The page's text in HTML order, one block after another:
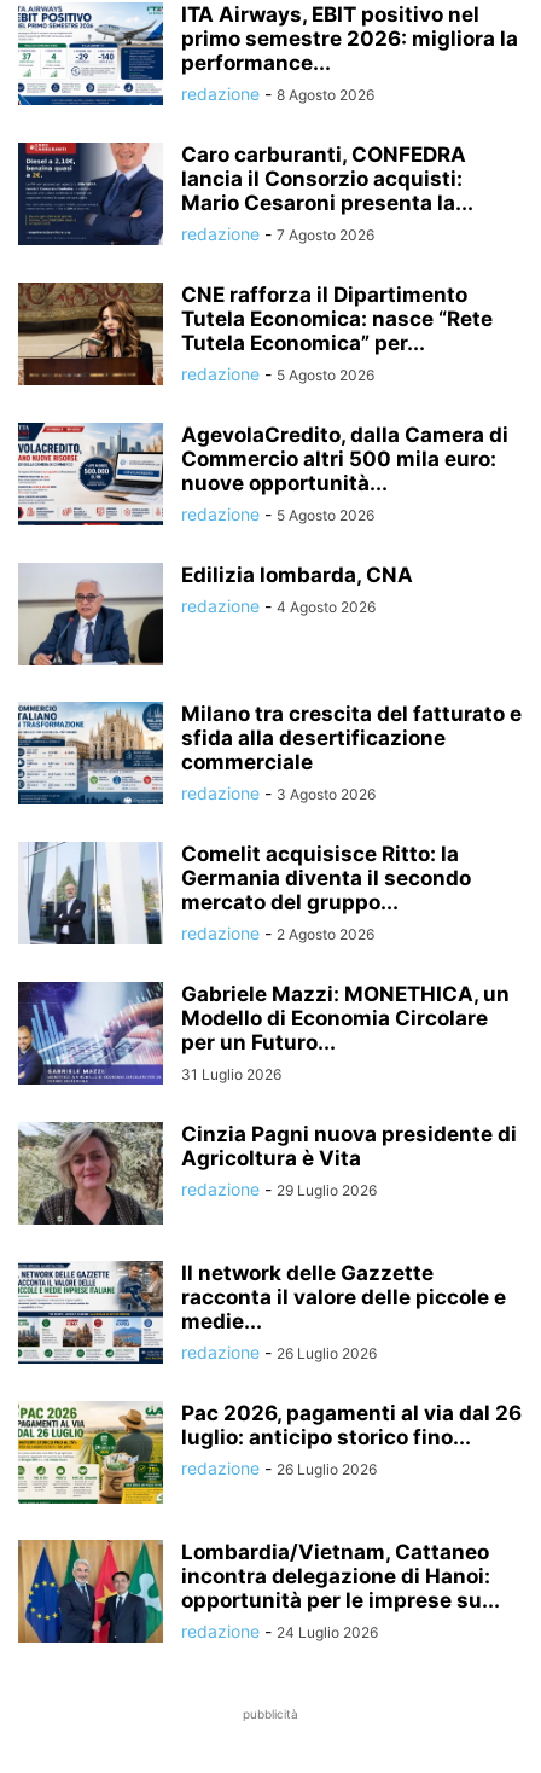
ITA Airways, EBIT positivo nel
primo semestre 2026: migliora la
performance...
redazione - 8 Agosto 2026
Caro carburanti, CONFEDRA
lancia il Consorzio acquisti:
Mario Cesaroni presenta la...
redazione - 7 Agosto 2026
CNE rafforza il Dipartimento
Tutela Economica: nasce “Rete
Tutela Economica” per...
redazione - 5 Agosto 2026
AgevolaCredito, dalla Camera di
Commercio altri 500 mila euro:
nuove opportunità...
redazione - 5 Agosto 2026
Edilizia lombarda, CNA
redazione - 4 Agosto 2026
Milano tra crescita del fatturato e
sfida alla desertificazione
commerciale
redazione - 3 Agosto 2026
Comelit acquisisce Ritto: la
Germania diventa il secondo
mercato del gruppo...
redazione - 2 Agosto 2026
Gabriele Mazzi: MONETHICA, un
Modello di Economia Circolare
per un Futuro...
31 Luglio 2026
Cinzia Pagni nuova presidente di
Agricoltura è Vita
redazione - 29 Luglio 2026
Il network delle Gazzette
racconta il valore delle piccole e
medie...
redazione - 26 Luglio 2026
Pac 2026, pagamenti al via dal 26
luglio: anticipo storico fino...
redazione - 26 Luglio 2026
Lombardia/Vietnam, Cattaneo
incontra delegazione di Hanoi:
opportunità per le imprese su...
redazione - 24 Luglio 2026
pubblicità